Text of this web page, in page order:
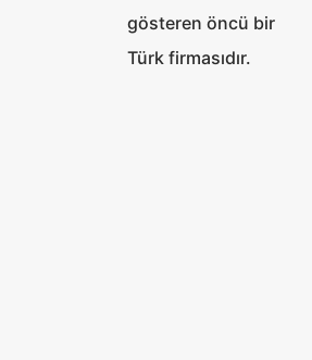
gösteren öncü bir
Türk firmasıdır.